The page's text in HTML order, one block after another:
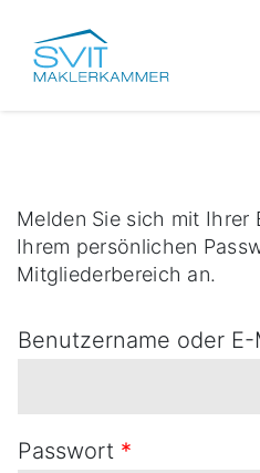
Melden Sie sich mit Ihrer
Ihrem persönlichen
Mitgliederbereich an.
Benutzername oder
Passwort *